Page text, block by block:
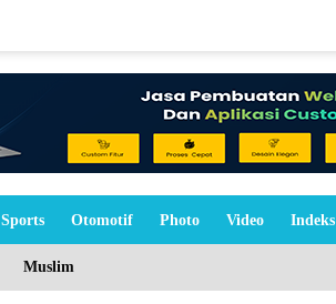
Sports Otomotif Photo Video Indeks
Muslim